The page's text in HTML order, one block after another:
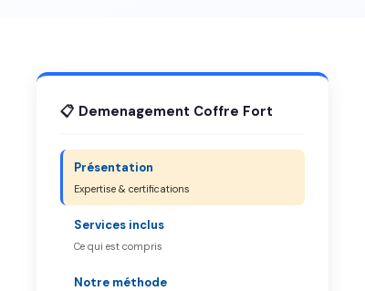
📋 Demenagement Coffre Fort
Présentation
Expertise & certifications
Services inclus
Ce qui est compris
Notre méthode